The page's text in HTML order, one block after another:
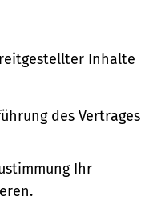
Inhalte
des Vertrages
Ihr